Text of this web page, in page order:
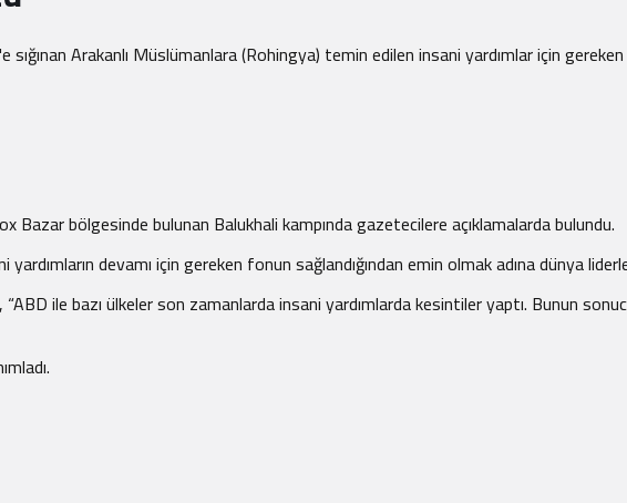
Arakanlı Müslümanlara (Rohingya) temin edilen insani yardımlar için
Bazar bölgesinde bulunan Balukhali kampında gazetecilere açıklamalarda bulundu.
devamı için gereken fonun sağlandığından emin olmak adına dünya
ile bazı ülkeler son zamanlarda insani yardımlarda kesintiler yaptı. Bunun